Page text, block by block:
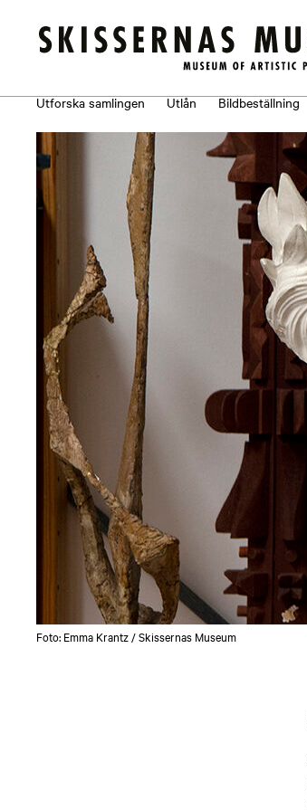
Samlingen
Utforska samlingen Utlån Bildbeställning
Foto: Emma Krantz / Skissernas Museum